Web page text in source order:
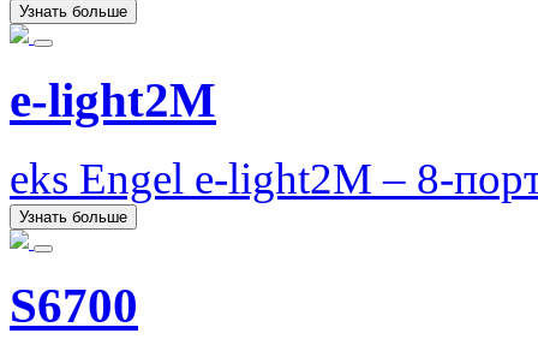
Узнать больше
e-light2M
eks Engel e-light2M – 8-
Узнать больше
S6700